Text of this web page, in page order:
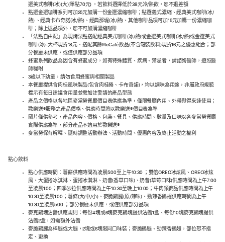
選美式咖啡(冰)(大)(單點70元) ，若飲料選擇低於38元冷/熱飲，恕不退差額
點選金選咖啡系列可加25元加購一份金選濃縮咖啡；點選義式濃縮、經典美式咖啡(冰/
熱) 、經典卡布奇諾(冰/熱)、經典那堤(冰/熱)、其他咖啡品項可加15元加購一份濃縮咖
啡；除上述品項外，恕不可加購濃縮咖啡
「法點自由配」為現烤法點搭配經典美式咖啡(冰/熱)或金選美式咖啡(冰/熱)或金選美式
咖啡(冰)-大杯現折18元、搭配其餘McCafé 飲品(不含罐裝飲料)現折16元之優惠組合；部
分餐廳未供應，或僅供應部分品項
蜂蜜系列飲品為因含有蜂蜜成分，如有特殊體質、疾病、禁忌者，請諮詢醫師，遵照醫
師囑咐
3歲以下幼童，請勿食用蜂蜜與相關製品
本餐廳提供含肉桂風味製品(包含肉桂捲、卡布奇諾)，均以調味為用途，非屬政府規範
標示有每日建議食用量並需加註警語的產品型態
產品之價格以各地區麥當勞餐廳價目表供應為準，僅限餐廳內用、外帶與得來速使用；
歡樂送®服務之產品價格、供應時間將以歡樂送®價目表為準
圖片僅供參考，產品內容、價格、包裝、餐具、供應時間、數量及口味以各麥當勞餐廳
實際供應為準，部分產品不適用於歡樂送®
麥當勞保有解釋、隨時調整活動辦法、活動時間、優惠內容及終止活動之權利
點心飲料
點心供應時間：薯餅供應時間為凌晨5:00至上午10:30 ；雙倍OREO冰炫風、OREO冰炫
風、大蛋捲冰淇淋、蛋捲冰淇淋、奶昔(香草口味)、奶昔(草莓口味)供應時間為上午7:00
至凌晨1:00；四季沙拉供應時間為上午10:30至晚上10:00；牛肉類商品供應時間為上午
10:30至凌晨1:00；薯條(大/中/小)、麥脆鷄腿(原/辣味)、勁辣香鷄翅供應時間為上午
10:30至凌晨5:00 ；部分餐廳未供應，或僅供應部分品項
麥克鷄塊沾醬供應規則：每份4塊或6塊麥克鷄塊提供沾醬1盒、每份10塊麥克鷄塊提供
沾醬2盒，如需額外沾醬
麥脆鷄腿為棒腿或大腿，2塊或6塊限同口味裝；麥脆鷄腿、勁辣香鷄翅，部位恕不指
定、更換